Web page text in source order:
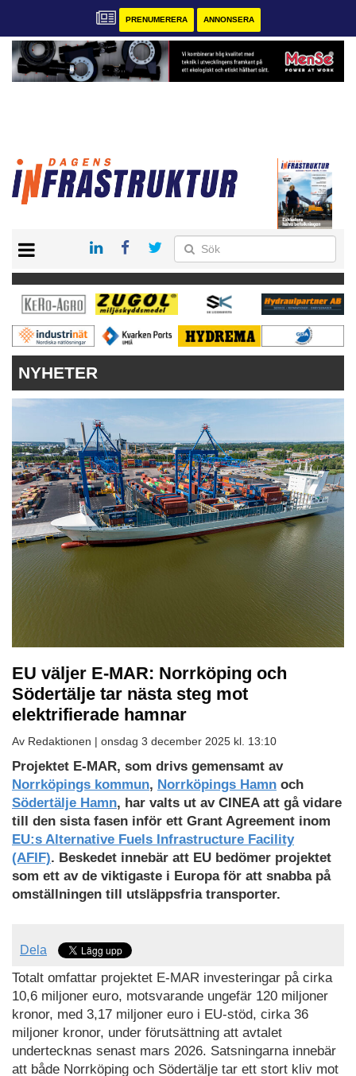
PRENUMERERA ANNONSERA
KONTAKT
VÅRA ANDRA MAGASIN
PRENUMERERA
ANNONSERA
NYHETER
EU väljer E-MAR: Norrköping och
Södertälje tar nästa steg mot
elektrifierade hamnar
Av Redaktionen | onsdag 3 december 2025 kl. 13:10
Projektet E-MAR, som drivs gemensamt av
Norrköpings kommun, Norrköpings Hamn och
Södertälje Hamn, har valts ut av CINEA att gå vidare
till den sista fasen inför ett Grant Agreement inom
EU:s Alternative Fuels Infrastructure Facility
(AFIF). Beskedet innebär att EU bedömer projektet
som ett av de viktigaste i Europa för att snabba på
omställningen till utsläppsfria transporter.
Dela
Totalt omfattar projektet E-MAR investeringar på cirka
10,6 miljoner euro, motsvarande ungefär 120 miljoner
kronor, med 3,17 miljoner euro i EU-stöd, cirka 36
miljoner kronor, under förutsättning att avtalet
undertecknas senast mars 2026. Satsningarna innebär
att både Norrköping och Södertälje tar ett stort kliv mot